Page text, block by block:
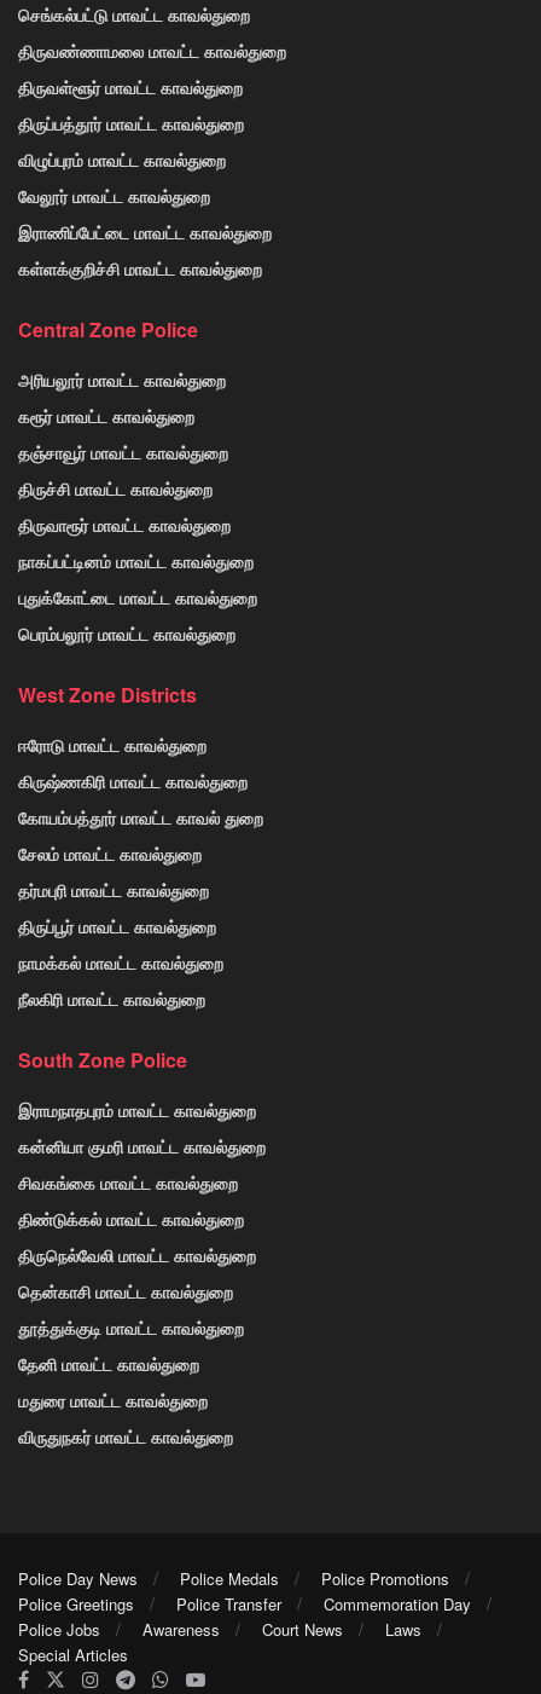
செங்கல்பட்டு மாவட்ட காவல்துறை
திருவண்ணாமலை மாவட்ட காவல்துறை
திருவள்ளூர் மாவட்ட காவல்துறை
திருப்பத்தூர் மாவட்ட காவல்துறை
விழுப்புரம் மாவட்ட காவல்துறை
வேலூர் மாவட்ட காவல்துறை
இராணிப்பேட்டை மாவட்ட காவல்துறை
கள்ளக்குறிச்சி மாவட்ட காவல்துறை
Central Zone Police
அரியலூர் மாவட்ட காவல்துறை
கரூர் மாவட்ட காவல்துறை
தஞ்சாவூர் மாவட்ட காவல்துறை
திருச்சி மாவட்ட காவல்துறை
திருவாரூர் மாவட்ட காவல்துறை
நாகப்பட்டினம் மாவட்ட காவல்துறை
புதுக்கோட்டை மாவட்ட காவல்துறை
பெரம்பலூர் மாவட்ட காவல்துறை
West Zone Districts
ஈரோடு மாவட்ட காவல்துறை
கிருஷ்ணகிரி மாவட்ட காவல்துறை
கோயம்பத்தூர் மாவட்ட காவல் துறை
சேலம் மாவட்ட காவல்துறை
தர்மபுரி மாவட்ட காவல்துறை
திருப்பூர் மாவட்ட காவல்துறை
நாமக்கல் மாவட்ட காவல்துறை
நீலகிரி மாவட்ட காவல்துறை
South Zone Police
இராமநாதபுரம் மாவட்ட காவல்துறை
கன்னியா குமரி மாவட்ட காவல்துறை
சிவகங்கை மாவட்ட காவல்துறை
திண்டுக்கல் மாவட்ட காவல்துறை
திருநெல்வேலி மாவட்ட காவல்துறை
தென்காசி மாவட்ட காவல்துறை
தூத்துக்குடி மாவட்ட காவல்துறை
தேனி மாவட்ட காவல்துறை
மதுரை மாவட்ட காவல்துறை
விருதுநகர் மாவட்ட காவல்துறை
Police Day News Police Medals
Police Promotions
Police Greetings
Police Transfer
Commemoration Day
Police Jobs
Awareness Court News
Laws
Special Articles